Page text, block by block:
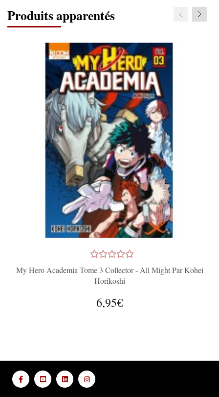
Produits apparentés
My Hero Academia Tome 3 Collector - All Might Par Kohei
Horikoshi
6,95€